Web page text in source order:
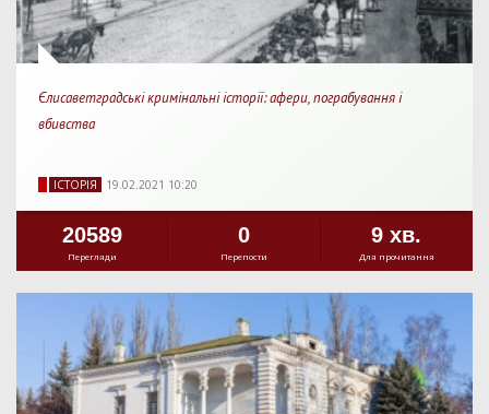
Єлисаветградські кримінальні історії: афери, пограбування і
вбивства
IСТОРIЯ 19.02.2021 10:20
20589
Перегляди
0
Перепости
9 хв.
Для прочитання